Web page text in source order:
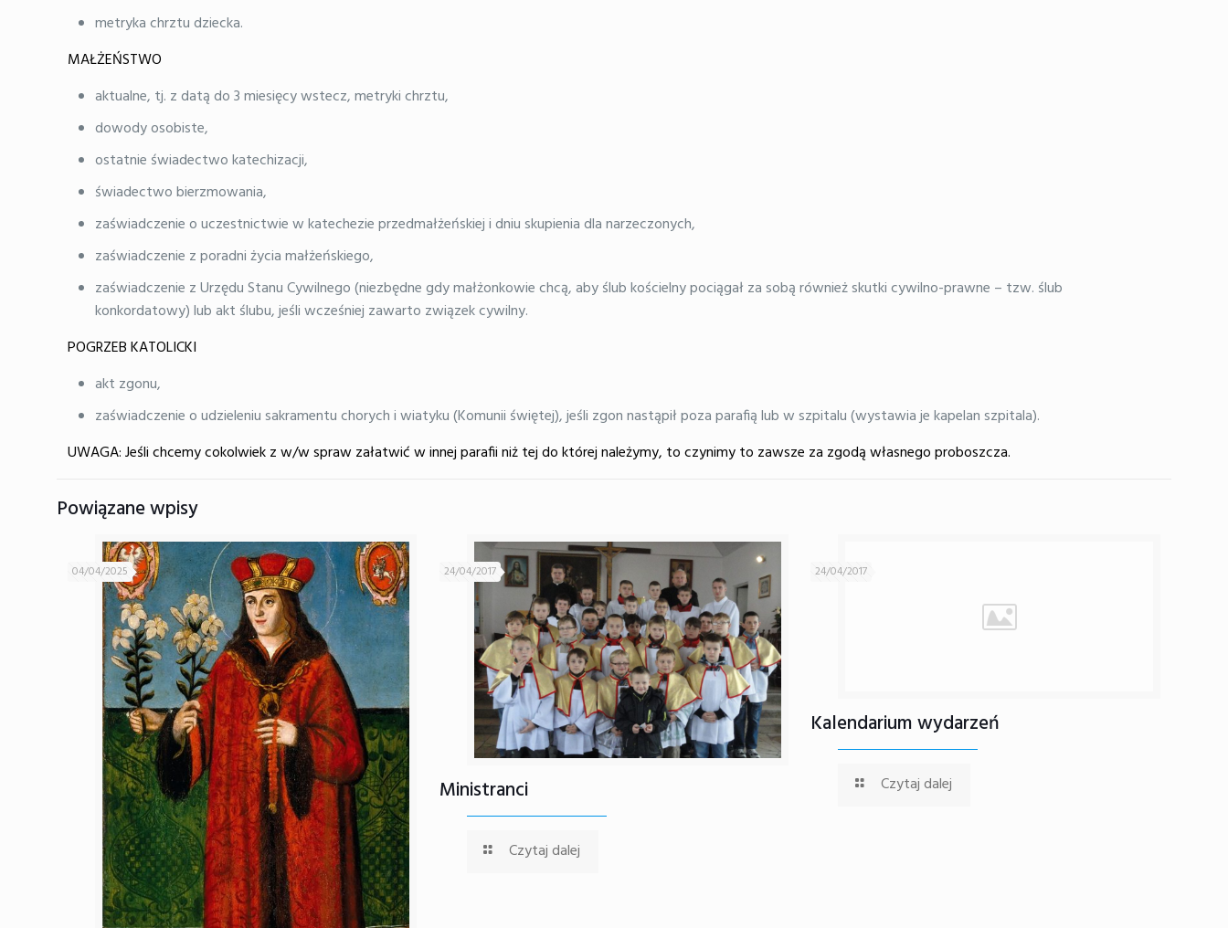
metryka chrztu dziecka.
MAŁŻEŃSTWO
aktualne, tj. z datą do 3 miesięcy wstecz, metryki chrztu,
dowody osobiste,
ostatnie świadectwo katechizacji,
świadectwo bierzmowania,
zaświadczenie o uczestnictwie w katechezie przedmałżeńskiej i dniu skupienia dla narzeczonych,
zaświadczenie z poradni życia małżeńskiego,
zaświadczenie z Urzędu Stanu Cywilnego (niezbędne gdy małżonkowie chcą, aby ślub kościelny pociągał za sobą również skutki cywilno-prawne – tzw. ślub
konkordatowy) lub akt ślubu, jeśli wcześniej zawarto związek cywilny.
POGRZEB KATOLICKI
akt zgonu,
zaświadczenie o udzieleniu sakramentu chorych i wiatyku (Komunii świętej), jeśli zgon nastąpił poza parafią lub w szpitalu (wystawia je kapelan szpitala).
UWAGA: Jeśli chcemy cokolwiek z w/w spraw załatwić w innej parafii niż tej do której należymy, to czynimy to zawsze za zgodą własnego proboszcza.
Powiązane wpisy
04/04/2025 24/04/2017
Ministranci
Czytaj dalej
24/04/2017
Kalendarium wydarzeń
Czytaj dalej